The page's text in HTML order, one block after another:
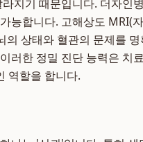
지기 때문입니다. 더자인
능합니다. 고해상도 MRI(
상태와 혈관의 문제를
러한 정밀 진단 능력은 치
역할을 합니다.